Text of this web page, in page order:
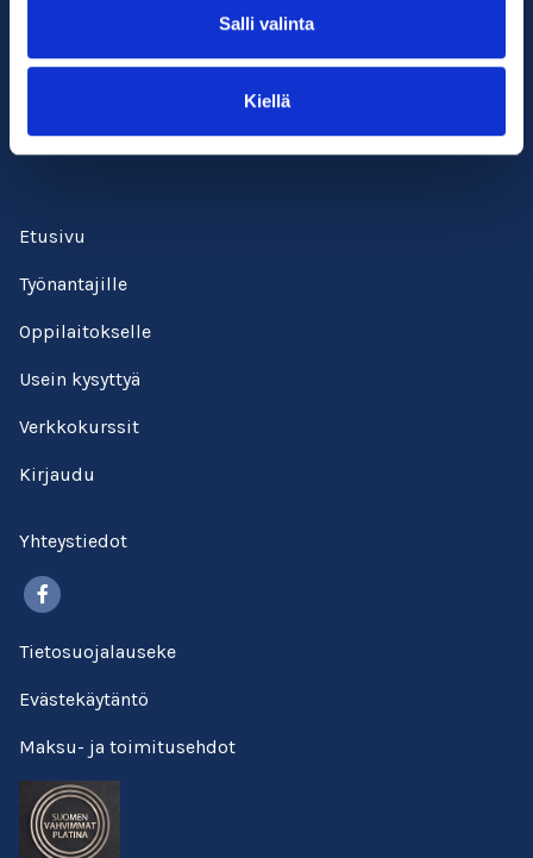
Salli valinta
Kiellä
Suomen ympäristöopisto SYKLI
00240 Helsinki
kadenjalki@sykli.fi
Etusivu
Työnantajille
Oppilaitokselle
Usein kysyttyä
Verkkokurssit
Kirjaudu
Yhteystiedot
Tietosuojalauseke
Evästekäytäntö
Maksu- ja toimitusehdot